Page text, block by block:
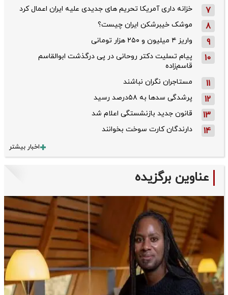
7 خزانه داری آمریکا تحریم های جدیدی علیه ایران اعمال کرد
8 موشک خیبرشکن ایران چیست؟
9 واریز ۴ میلیون و ۲۵۰ هزار تومانی
10
پیام تسلیت دکتر روحانی در پی درگذشت ابوالقاسم
قاسم‌زاده
11 مستاجران نگران نباشند
12 پرشدگی سدها به ۵۸درصد رسید
13 قانون جدید بازنشستگی اعلام شد
14 دارندگان کارت سوخت بخوانند
اخبار بیشتر
عناوین برگزیده